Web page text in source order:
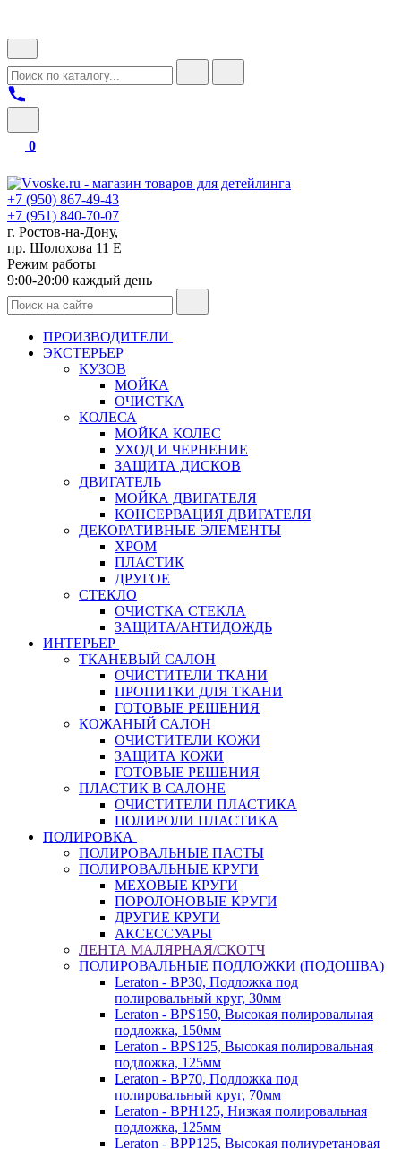
0
+7 (950) 867-49-43
+7 (951) 840-70-07
г. Ростов-на-Дону,
пр. Шолохова 11 Е
Режим работы
9:00-20:00 каждый день
ПРОИЗВОДИТЕЛИ
ЭКСТЕРЬЕР
КУЗОВ
МОЙКА
ОЧИСТКА
КОЛЕСА
МОЙКА КОЛЕС
УХОД И ЧЕРНЕНИЕ
ЗАЩИТА ДИСКОВ
ДВИГАТЕЛЬ
МОЙКА ДВИГАТЕЛЯ
КОНСЕРВАЦИЯ ДВИГАТЕЛЯ
ДЕКОРАТИВНЫЕ ЭЛЕМЕНТЫ
ХРОМ
ПЛАСТИК
ДРУГОЕ
СТЕКЛО
ОЧИСТКА СТЕКЛА
ЗАЩИТА/АНТИДОЖДЬ
ИНТЕРЬЕР
ТКАНЕВЫЙ САЛОН
ОЧИСТИТЕЛИ ТКАНИ
ПРОПИТКИ ДЛЯ ТКАНИ
ГОТОВЫЕ РЕШЕНИЯ
КОЖАНЫЙ САЛОН
ОЧИСТИТЕЛИ КОЖИ
ЗАЩИТА КОЖИ
ГОТОВЫЕ РЕШЕНИЯ
ПЛАСТИК В САЛОНЕ
ОЧИСТИТЕЛИ ПЛАСТИКА
ПОЛИРОЛИ ПЛАСТИКА
ПОЛИРОВКА
ПОЛИРОВАЛЬНЫЕ ПАСТЫ
ПОЛИРОВАЛЬНЫЕ КРУГИ
МЕХОВЫЕ КРУГИ
ПОРОЛОНОВЫЕ КРУГИ
ДРУГИЕ КРУГИ
АКСЕССУАРЫ
ЛЕНТА МАЛЯРНАЯ/СКОТЧ
ПОЛИРОВАЛЬНЫЕ ПОДЛОЖКИ (ПОДОШВА)
Leraton - BP30, Подложка под
полировальный круг, 30мм
Leraton - BPS150, Высокая полировальная
подложка, 150мм
Leraton - BPS125, Высокая полировальная
подложка, 125мм
Leraton - BP70, Подложка под
полировальный круг, 70мм
Leraton - BPH125, Низкая полировальная
подложка, 125мм
Leraton - BPP125, Высокая полиуретановая